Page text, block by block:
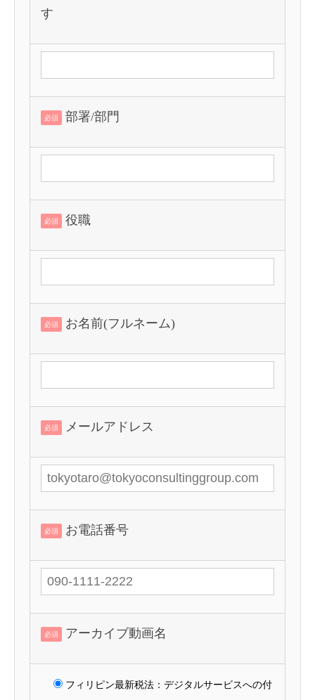
す
必須 部署/部門
必須 役職
必須 お名前(フルネーム)
必須 メールアドレス
必須 お電話番号
必須 アーカイブ動画名
フィリピン最新税法：デジタルサービスへの付